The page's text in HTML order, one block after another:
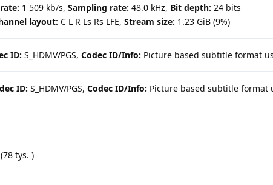
1 509 kb/s, Sampling rate: 48.0 kHz, Bit depth: 24 bits
layout: C L R Ls Rs LFE, Stream size: 1.23 GiB (9%)
ID: S_HDMV/PGS, Codec ID/Info: Picture based subtitle format
ID: S_HDMV/PGS, Codec ID/Info: Picture based subtitle format
tys. )